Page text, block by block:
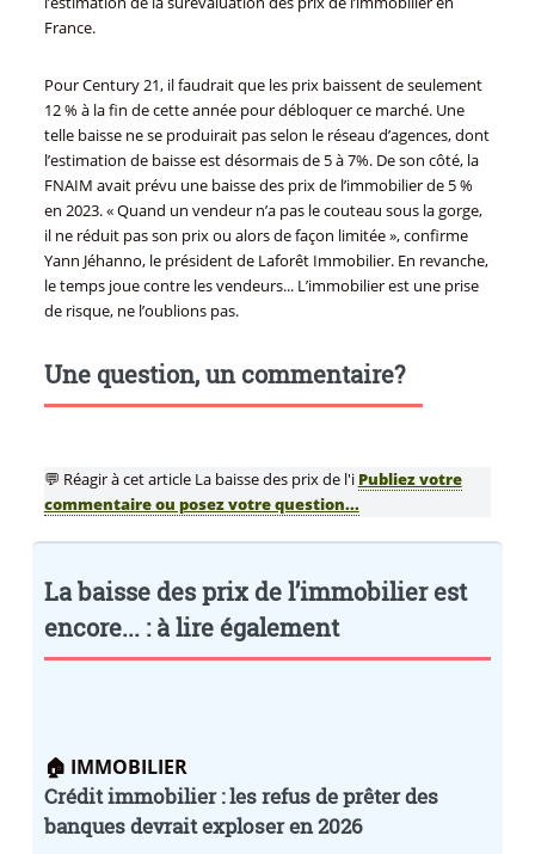
France.
Pour Century 21, il faudrait que les prix baissent de seulement
12 % à la fin de cette année pour débloquer ce marché. Une
telle baisse ne se produirait pas selon le réseau d’agences, dont
l’estimation de baisse est désormais de 5 à 7%. De son côté, la
FNAIM avait prévu une baisse des prix de l’immobilier de 5 %
en 2023. « Quand un vendeur n’a pas le couteau sous la gorge,
il ne réduit pas son prix ou alors de façon limitée », confirme
Yann Jéhanno, le président de Laforêt Immobilier. En revanche,
le temps joue contre les vendeurs... L’immobilier est une prise
de risque, ne l’oublions pas.
Une question, un commentaire?
💬 Réagir à cet article La baisse des prix de l'i Publiez votre
commentaire ou posez votre question...
La baisse des prix de l’immobilier est
encore... : à lire également
🏠 IMMOBILIER
Crédit immobilier : les refus de prêter des
banques devrait exploser en 2026